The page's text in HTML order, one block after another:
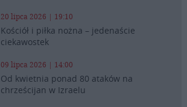
20 lipca 2026 | 19:10
Kościół i piłka nożna – jedenaście
ciekawostek
09 lipca 2026 | 14:00
Od kwietnia ponad 80 ataków na
chrześcijan w Izraelu